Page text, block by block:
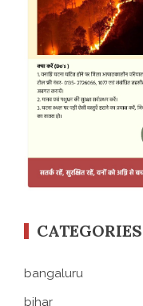
CATEGORIES
bangaluru
bihar